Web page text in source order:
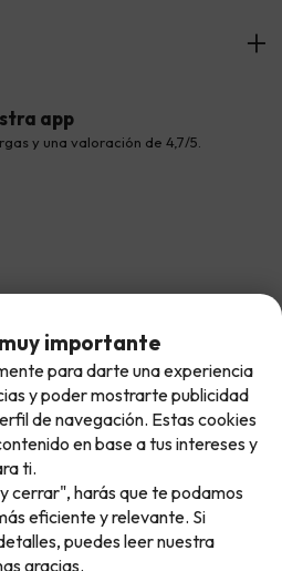
al siguiente.
pero cada día lanzamos
viajar mejor y pagar
no se te escape.
app
y una valoración de 4,7/5.
importante
para darte una experiencia
y poder mostrarte publicidad
de navegación. Estas cookies
en base a tus intereses y
ti.
cerrar", harás que te podamos
eficiente y relevante. Si
puedes leer nuestra
gracias.